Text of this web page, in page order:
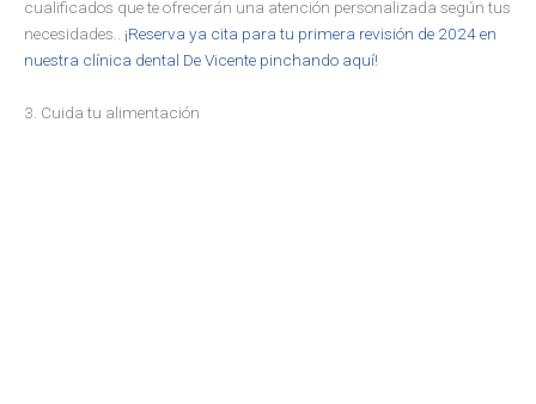
cualificados que te ofrecerán una atención personalizada según tus
necesidades.. ¡Reserva ya cita para tu primera revisión de 2024 en
nuestra clínica dental De Vicente pinchando aquí!
3. Cuida tu alimentación